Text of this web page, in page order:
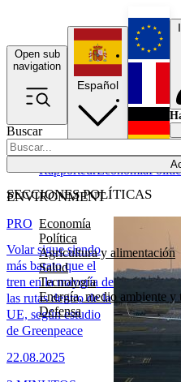
Open sub
navigation
Buscar
SECCIONES POLÍTICAS
Economía
Política
Agricultura y alimentación
Salud
Tecnología
Energía, medio ambiente y
Defensa
RapporteurEconomía
Español
ENVIRONMENT
Volar sigue siendo
más barato que el
tren en la mayoría de
las rutas dentro de la
UE, según estudio
de Greenpeace
22.08.2025
PRO